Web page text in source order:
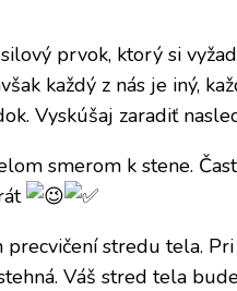
prvok, ktorý si
každý z nás je iný,
Vyskúšaj zaradiť
smerom k stene.
precvičení stredu tela.
Váš stred tela